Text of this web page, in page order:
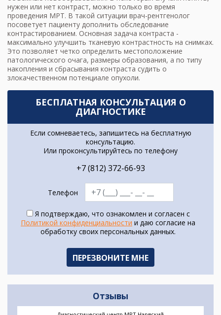
нужен или нет контраст, можно только во время
проведения МРТ. В такой ситуации врач-рентгенолог
посоветует пациенту дополнить обследование
контрастированием. Основная задача контраста -
максимально улучшить тканевую контрастность на снимках.
Это позволяет четко определить местоположение
патологического очага, размеры образования, а по типу
накопления и сбрасывания контраста судить о
злокачественном потенциале опухоли.
БЕСПЛАТНАЯ КОНСУЛЬТАЦИЯ О
ДИАГНОСТИКЕ
Если сомневаетесь, запишитесь на бесплатную
консультацию.
Или проконсультируйтесь по телефону
+7 (812) 372-66-93
Телефон
Я подтверждаю, что ознакомлен и согласен с
Политикой конфиденциальности и даю согласие на
обработку своих персональных данных.
Отзывы